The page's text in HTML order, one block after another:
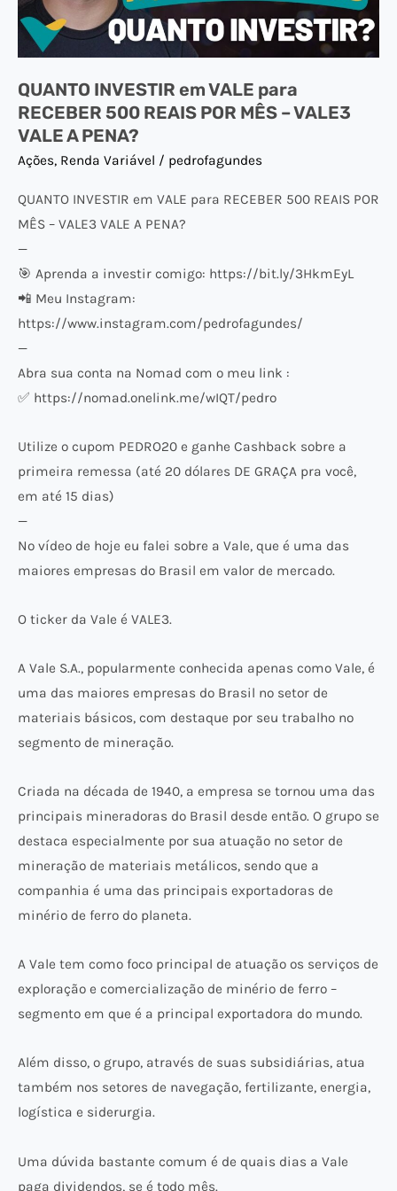
QUANTO INVESTIR em VALE para
RECEBER 500 REAIS POR MÊS – VALE3
VALE A PENA?
Ações, Renda Variável / pedrofagundes
QUANTO INVESTIR em VALE para RECEBER 500 REAIS POR
MÊS – VALE3 VALE A PENA?
—
🎯 Aprenda a investir comigo: https://bit.ly/3HkmEyL
📲 Meu Instagram:
https://www.instagram.com/pedrofagundes/
—
Abra sua conta na Nomad com o meu link :
✅ https://nomad.onelink.me/wIQT/pedro
Utilize o cupom PEDRO20 e ganhe Cashback sobre a
primeira remessa (até 20 dólares DE GRAÇA pra você,
em até 15 dias)
—
No vídeo de hoje eu falei sobre a Vale, que é uma das
maiores empresas do Brasil em valor de mercado.
O ticker da Vale é VALE3.
A Vale S.A., popularmente conhecida apenas como Vale, é
uma das maiores empresas do Brasil no setor de
materiais básicos, com destaque por seu trabalho no
segmento de mineração.
Criada na década de 1940, a empresa se tornou uma das
principais mineradoras do Brasil desde então. O grupo se
destaca especialmente por sua atuação no setor de
mineração de materiais metálicos, sendo que a
companhia é uma das principais exportadoras de
minério de ferro do planeta.
A Vale tem como foco principal de atuação os serviços de
exploração e comercialização de minério de ferro –
segmento em que é a principal exportadora do mundo.
Além disso, o grupo, através de suas subsidiárias, atua
também nos setores de navegação, fertilizante, energia,
logística e siderurgia.
Uma dúvida bastante comum é de quais dias a Vale
paga dividendos, se é todo mês.
500
REAIS
MÊS
–
VALE3
VALE
PENA?